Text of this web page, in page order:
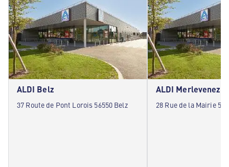
ALDI Belz
37 Route de Pont Lorois 56550 Belz
ALDI Merlevenez
28 Rue de la Mairie